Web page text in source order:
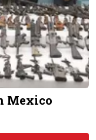
Mexico